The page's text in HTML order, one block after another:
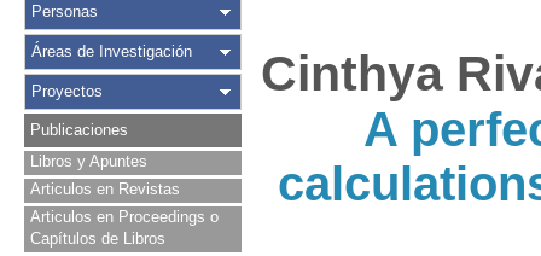
Personas
Áreas de Investigación
Proyectos
Publicaciones
Libros y Apuntes
Articulos en Revistas
Articulos en Proceedings o
Capítulos de Libros
Cinthya
A